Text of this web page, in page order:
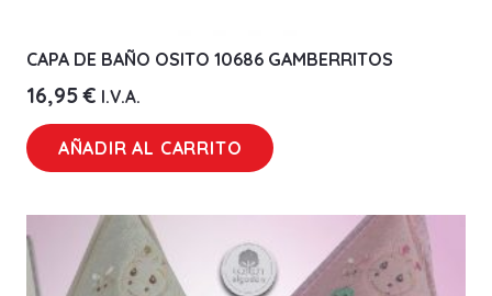
CAPA DE BAÑO OSITO 10686 GAMBERRITOS
16,95€ I.V.A.
AÑADIR AL CARRITO